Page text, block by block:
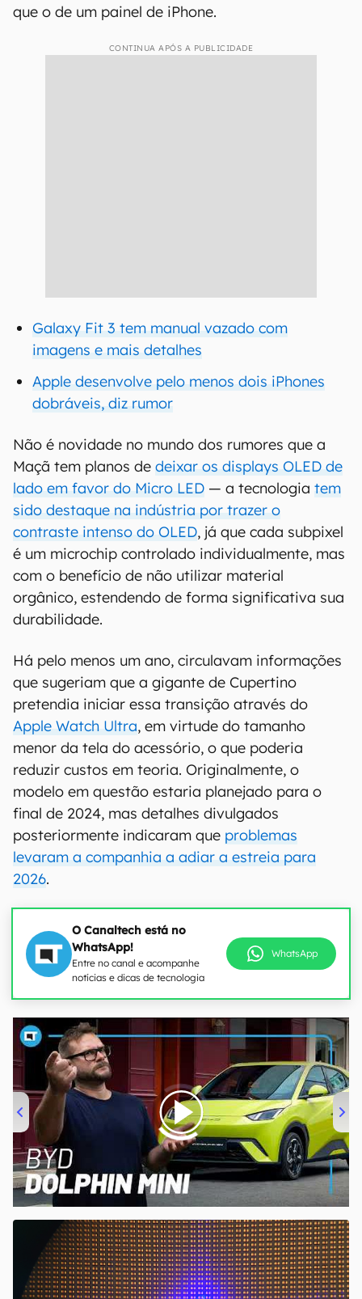
que o de um painel de iPhone.
CONTINUA APÓS A PUBLICIDADE
Galaxy Fit 3 tem manual vazado com
imagens e mais detalhes
Apple desenvolve pelo menos dois iPhones
dobráveis, diz rumor
Não é novidade no mundo dos rumores que a
Maçã tem planos de deixar os displays OLED de
lado em favor do Micro LED — a tecnologia tem
sido destaque na indústria por trazer o
contraste intenso do OLED, já que cada subpixel
é um microchip controlado individualmente, mas
com o benefício de não utilizar material
orgânico, estendendo de forma significativa sua
durabilidade.
Há pelo menos um ano, circulavam informações
que sugeriam que a gigante de Cupertino
pretendia iniciar essa transição através do
Apple Watch Ultra, em virtude do tamanho
menor da tela do acessório, o que poderia
reduzir custos em teoria. Originalmente, o
modelo em questão estaria planejado para o
final de 2024, mas detalhes divulgados
posteriormente indicaram que problemas
levaram a companhia a adiar a estreia para
2026.
O Canaltech está no
WhatsApp!
Entre no canal e acompanhe
notícias e dicas de tecnologia
WhatsApp
00:00/04:07